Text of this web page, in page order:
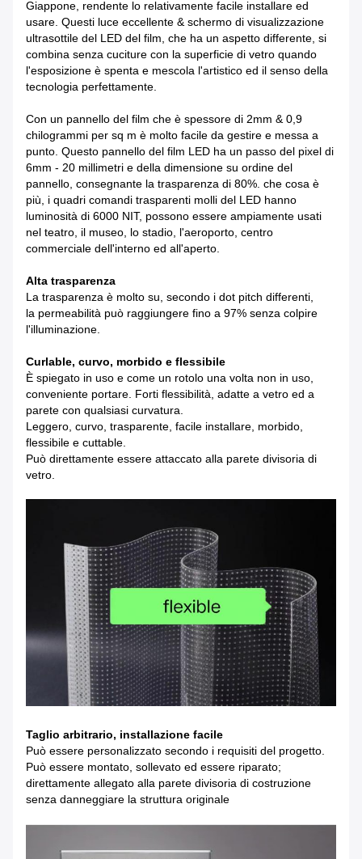
Giappone, rendente lo relativamente facile installare ed
usare. Questi luce eccellente & schermo di visualizzazione
ultrasottile del LED del film, che ha un aspetto differente, si
combina senza cuciture con la superficie di vetro quando
l'esposizione è spenta e mescola l'artistico ed il senso della
tecnologia perfettamente.
Con un pannello del film che è spessore di 2mm & 0,9
chilogrammi per sq m è molto facile da gestire e messa a
punto. Questo pannello del film LED ha un passo del pixel di
6mm - 20 millimetri e della dimensione su ordine del
pannello, consegnante la trasparenza di 80%. che cosa è
più, i quadri comandi trasparenti molli del LED hanno
luminosità di 6000 NIT, possono essere ampiamente usati
nel teatro, il museo, lo stadio, l'aeroporto, centro
commerciale dell'interno ed all'aperto.
Alta trasparenza
La trasparenza è molto su, secondo i dot pitch differenti,
la permeabilità può raggiungere fino a 97% senza colpire
l'illuminazione.
Curlable, curvo, morbido e flessibile
È spiegato in uso e come un rotolo una volta non in uso,
conveniente portare. Forti flessibilità, adatte a vetro ed a
parete con qualsiasi curvatura.
Leggero, curvo, trasparente, facile installare, morbido,
flessibile e cuttable.
Può direttamente essere attaccato alla parete divisoria di
vetro.
Taglio arbitrario, installazione facile
Può essere personalizzato secondo i requisiti del progetto.
Può essere montato, sollevato ed essere riparato;
direttamente allegato alla parete divisoria di costruzione
senza danneggiare la struttura originale